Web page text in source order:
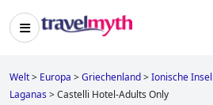
Welt> Europa >Griechenland>Ionische
Laganas>Castelli Hotel-Adults Only